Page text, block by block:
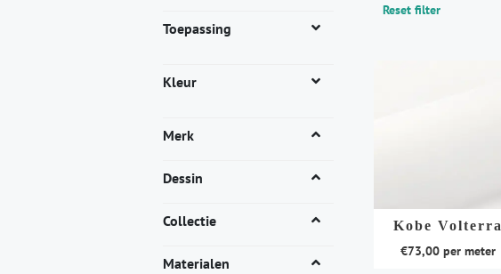
Toepassing
Kleur
Merk
Dessin
Collectie
Materialen
Reset filter
Kobe Volterra
€73,00per meter